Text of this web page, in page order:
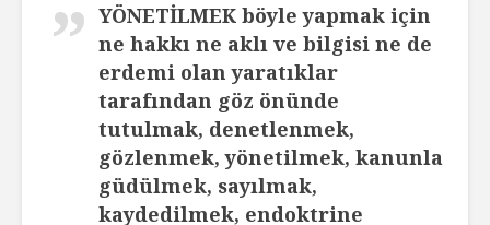
YÖNETİLMEK böyle yapmak için
ne hakkı ne aklı ve bilgisi ne de
erdemi olan yaratıklar
tarafından göz önünde
tutulmak, denetlenmek,
gözlenmek, yönetilmek, kanunla
güdülmek, sayılmak,
kaydedilmek, endoktrine